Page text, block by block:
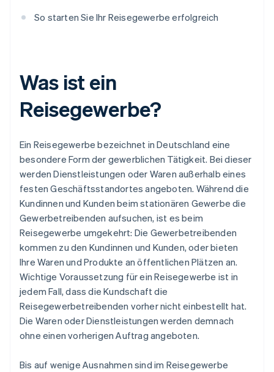
So starten Sie Ihr Reisegewerbe erfolgreich
Was ist ein
Reisegewerbe?
Ein Reisegewerbe bezeichnet in Deutschland eine
besondere Form der gewerblichen Tätigkeit. Bei dieser
werden Dienstleistungen oder Waren außerhalb eines
festen Geschäftsstandortes angeboten. Während die
Kundinnen und Kunden beim stationären Gewerbe die
Gewerbetreibenden aufsuchen, ist es beim
Reisegewerbe umgekehrt: Die Gewerbetreibenden
kommen zu den Kundinnen und Kunden, oder bieten
Ihre Waren und Produkte an öffentlichen Plätzen an.
Wichtige Voraussetzung für ein Reisegewerbe ist in
jedem Fall, dass die Kundschaft die
Reisegewerbetreibenden vorher nicht einbestellt hat.
Die Waren oder Dienstleistungen werden demnach
ohne einen vorherigen Auftrag angeboten.
Bis auf wenige Ausnahmen sind im Reisegewerbe